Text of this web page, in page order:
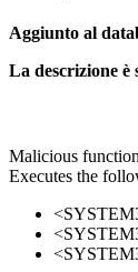
Aggiunto al
La descrizione è
Malicious
Executes the